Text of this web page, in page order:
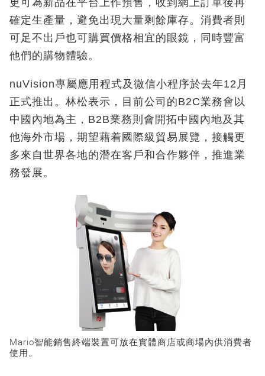
確定生產量，避免出現大量剩餘庫存。消費者則
可足不出戶也可購買價格相宜的眼鏡，同時豐富
他們的購物體驗。
nuVision專屬應用程式及微信小程序於去年12月
正式推出。林松表示，目前公司的B2C業務會以
中國內地為主，B2B業務則會開拓中國內地及其
他海外市場，期望藉着國際級貿易展覽，接觸更
多來自世界各地的潛在客戶和合作夥伴，推進業
務發展。
Mario智能銷售終端裝置可放在實體商店或商場內供消費者
使用。